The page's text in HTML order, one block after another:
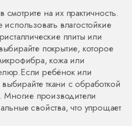
на их практичность.
влагостойкие
плиты или
покрытие, которое
кожа или
ребёнок или
ткани с обработкой
Многие производители
свойства, что упрощает